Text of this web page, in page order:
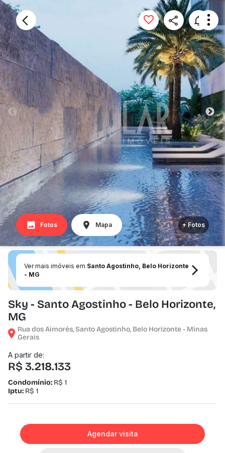
Fotos Mapa + Fotos
Ver mais imóveis em Santo Agostinho, Belo Horizonte
- MG
Sky - Santo Agostinho - Belo Horizonte,
MG
Rua dos Aimorés, Santo Agostinho, Belo Horizonte - Minas
Gerais
A partir de:
R$ 3.218.133
Condomínio: R$ 1
Iptu: R$ 1
Agendar visita